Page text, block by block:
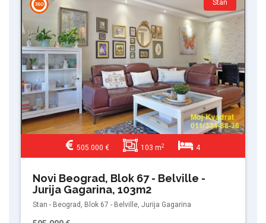
Stan
505.000 € 103 m2 4
Novi Beograd, Blok 67 - Belville -
Jurija Gagarina, 103m2
Stan - Beograd, Blok 67 - Belville, Jurija Gagarina